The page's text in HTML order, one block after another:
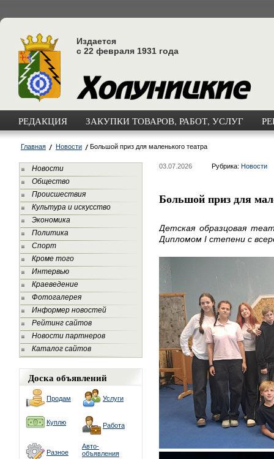
Издается
с 22 февраля 1931 года
РЕДАКЦИЯ ЗАКУПКИ ТОВАРОВ, РАБОТ, УСЛУГ
Главная Новости Большой приз для маленького театра
Новости
Общество
Происшествия
Культура и искусство
Экономика
Политика
Спорт
Кроме того
Интервью
Краеведение
Фотогалерея
Информер новостей
Рейтинг сайтов
Новости партнеров
Каталог сайтов
Доска объявлений
Продам Услуги
Куплю Работа
Разное
Авто-
объявления
03.07.2026 Рубрика: Новости
Большой приз для
Детская образцовая
Дипломом I степени с